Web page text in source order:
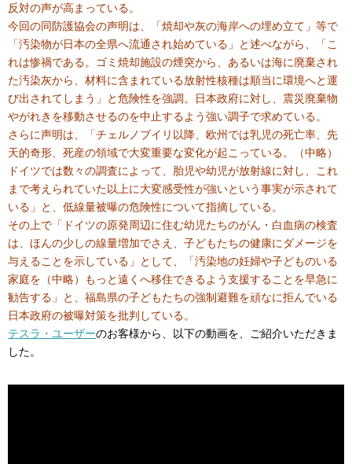
反対の声が高まっている。
今回の同防護協会の声明は、「焼却や灰の海岸への埋め立て」等で
「汚染物が日本の全県へ流通され始めている」と述べながら、「こ
れは惨禍である。ゴミ焼却施設の煙突から、あるいは海に廃棄され
た汚染灰から、材料に含まれている放射性核種は順当に環境へと運
び出されてしまう」と危険性を強調。日本政府に対し、震災廃棄物
やがれきを移動させるのを中止するよう強い調子で求めている。
さらに声明は、「チェルノブイリ以降、欧州では乳児の死亡率、先
天的奇形、死産の領域で大変重要な変化が起こっている。（中略）
ドイツでは数々の調査によって、胎児や幼児が放射線に対し、これ
まで考えられていた以上に大変感受性が強いという事実が示されて
いる」と、低線量被曝の危険性について指摘している。
その上で「ドイツの原発周辺に住む幼児たちのがん・白血病の検査
は、ほんの少しの線量増加でさえ、子どもたちの健康にダメージを
与えることを示している」として、「汚染地の妊婦や子どものいる
家庭を（中略）もっと遠くへ移住できるよう支援することを早急に
勧告する」と、福島県の子どもたちの強制避難を頑なに拒んでいる
日本政府の被曝対策を批判している。
テスラ・ユーザーのお客様から、以下の動画を、ご紹介いただきま
した。